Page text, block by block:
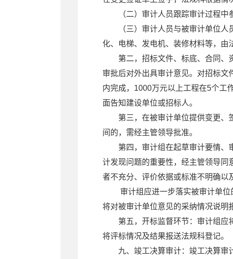
（二）审计人员跟踪审计过程
（三）审计人员与被审计单位
化、电梯、发电机、装修材料等，由
第二，招标文件、标底、合同、
审批后对外出具审计意见。对招标文
内完成，1000万元以上工程在5个工
面告知建设单位或招标人。
第三，在被审计单位提供变更、
间的，需经主管领导批准。
第四，审计组在起草审计要情、
计发现问题的重要性，经主管领导同
者不充分、评价依据或标准不明确以
审计组应进一步落实被审计单
将对被审计单位意见的采纳情况说明
第五，开标监督环节：审计组应
将评标情况及结果报送法规科登记。
九、竣工决算审计：竣工决算审